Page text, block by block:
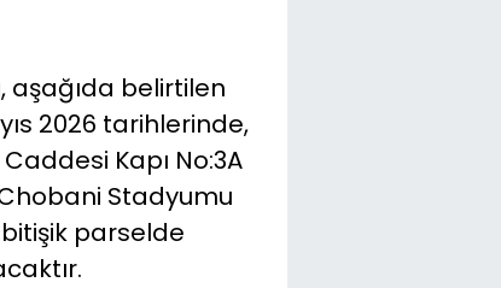
aşağıda belirtilen
2026 tarihlerinde,
Kapı No:3A
Stadyumu
parselde